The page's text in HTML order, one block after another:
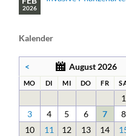
2026
Kalender
< August 2026
MO NTAG
DI ENSTAG
MITTWOCH
DO FR
1
3
4 5 6 7 8
10
11 12 13 14